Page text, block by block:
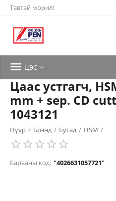
Тавтай морил!
 ЦЭС 
Цаас устгагч,
mm + sep. CD
1043121
Нүүр / Брэнд / Бусад / HSM /
Барааны код: "4026631057721"